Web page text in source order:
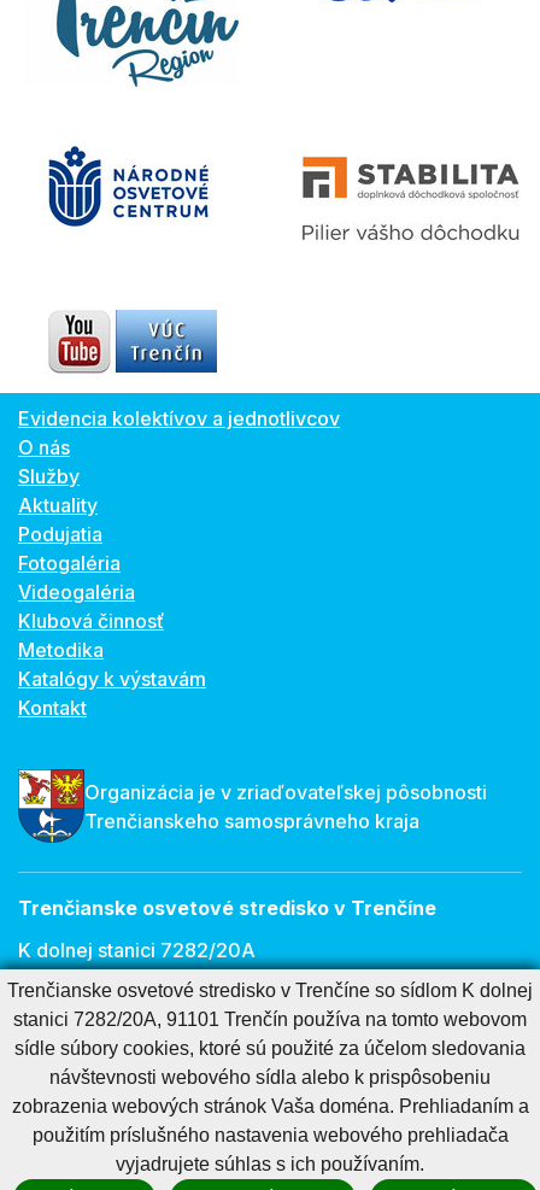
Evidencia kolektívov a jednotlivcov
O nás
Služby
Aktuality
Podujatia
Fotogaléria
Videogaléria
Klubová činnosť
Metodika
Katalógy k výstavám
Kontakt
Organizácia je v zriaďovateľskej pôsobnosti
Trenčianskeho samosprávneho kraja
Trenčianske osvetové stredisko v Trenčíne
K dolnej stanici 7282/20A
911 01 Trenčín
E-mail:
osveta@tnos.sk
Cookies nastavenieCookies - viac informáciíVyhlásenie o prístupnosti
Technický prevádzkovateľ
Správca obsahu
GenerujeCMS BUXUS
Trenčianske osvetové stredisko v Trenčíne so sídlom K dolnej
stanici 7282/20A, 91101 Trenčín používa na tomto webovom
sídle súbory cookies, ktoré sú použité za účelom sledovania
návštevnosti webového sídla alebo k prispôsobeniu
zobrazenia webových stránok Vaša doména. Prehliadaním a
použitím príslušného nastavenia webového prehliadača
vyjadrujete súhlas s ich používaním.